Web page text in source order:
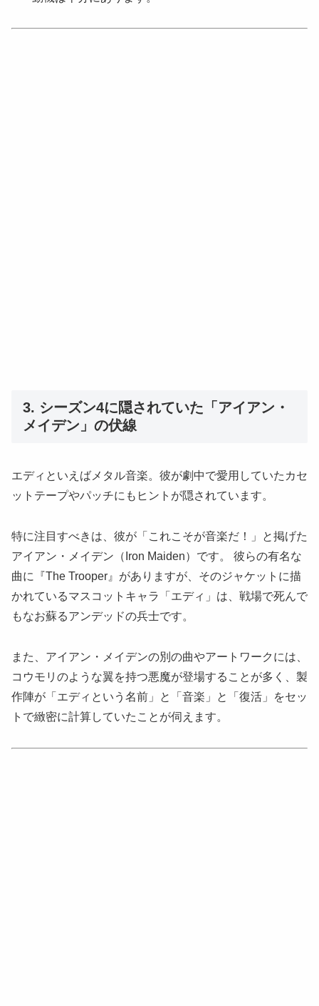
3. シーズン4に隠されていた「アイアン・
メイデン」の伏線
エディといえばメタル音楽。彼が劇中で愛用していたカセ
ットテープやパッチにもヒントが隠されています。
特に注目すべきは、彼が「これこそが音楽だ！」と掲げた
アイアン・メイデン（Iron Maiden）です。 彼らの有名な
曲に『The Trooper』がありますが、そのジャケットに描
かれているマスコットキャラ「エディ」は、戦場で死んで
もなお蘇るアンデッドの兵士です。
また、アイアン・メイデンの別の曲やアートワークには、
コウモリのような翼を持つ悪魔が登場することが多く、製
作陣が「エディという名前」と「音楽」と「復活」をセッ
トで緻密に計算していたことが伺えます。